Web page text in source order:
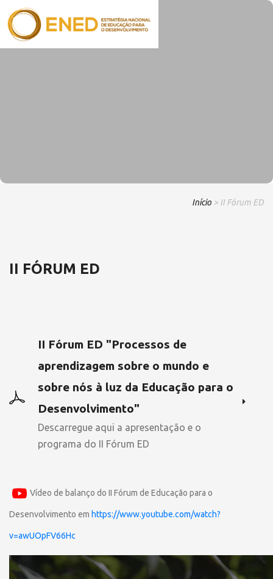
Início > II Fórum ED
II FÓRUM ED
II Fórum ED "Processos de
aprendizagem sobre o mundo e
sobre nós à luz da Educação para o
Desenvolvimento"
Descarregue aqui a apresentação e o
programa do II Fórum ED
Vídeo de balanço do II Fórum de Educação para o
Desenvolvimento em https://www.youtube.com/watch?
v=awUOpFV66Hc